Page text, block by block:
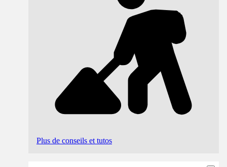
Plus de conseils et tutos